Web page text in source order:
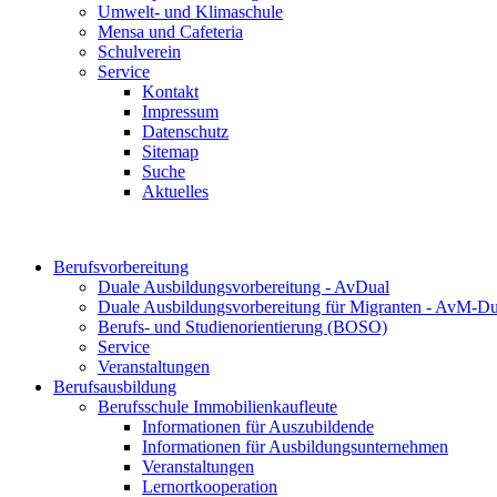
Umwelt- und Klimaschule
Mensa und Cafeteria
Schulverein
Service
Kontakt
Impressum
Datenschutz
Sitemap
Suche
Aktuelles
Berufsvorbereitung
Duale Ausbildungsvorbereitung - AvDual
Duale Ausbildungsvorbereitung für Migranten - AvM-
Berufs- und Studienorientierung (BOSO)
Service
Veranstaltungen
Berufsausbildung
Berufsschule Immobilienkaufleute
Informationen für Auszubildende
Informationen für Ausbildungsunternehmen
Veranstaltungen
Lernortkooperation